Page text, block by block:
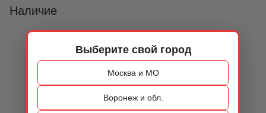
Выберите свой город
Москва и МО
Воронеж и обл.
Наличие